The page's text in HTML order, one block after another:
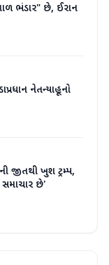
ભંડાર" છે, ઈરાન
નેતન્યાહૂનો
જીતથી ખુશ ટ્રમ્પ,
સમાચાર છે'